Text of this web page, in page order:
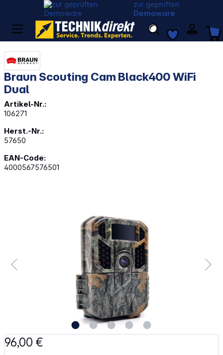
zur geprüften
Demoware
Braun Scouting Cam Black400 WiFi
Dual
Artikel-Nr.:
106271
Herst.-Nr.:
57650
EAN-Code:
4000567576501
96,00 €